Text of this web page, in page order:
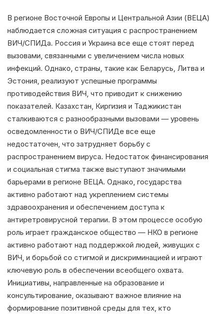
В регионе Восточной Европы и Центральной Азии (ВЕЦА)
наблюдается сложная ситуация с распространением
ВИЧ/СПИДа. Россия и Украина все еще стоят перед
вызовами, связанными с увеличением числа новых
инфекций. Однако, страны, такие как Беларусь, Литва и
Эстония, реализуют успешные программы
противодействия ВИЧ, что приводит к снижению
показателей. Казахстан, Киргизия и Таджикистан
сталкиваются с разнообразными вызовами — уровень
осведомленности о ВИЧ/СПИДе все еще
недостаточен, что затрудняет борьбу с
распространением вируса. Недостаток финансирования
и социальная стигма также выступают значимыми
барьерами в регионе ВЕЦА. Однако, государства
активно работают над укреплением системы
здравоохранения и обеспечением доступа к
антиретровирусной терапии. В этом процессе особую
роль играет гражданское общество — НКО в регионе
активно работают над поддержкой людей, живущих с
ВИЧ, и борьбой со стигмой и дискриминацией и играют
ключевую роль в обеспечении всеобщего охвата.
Инициативы, направленные на образование и
консультирование, оказывают важное влияние на
формирование позитивной среды для тех, кто